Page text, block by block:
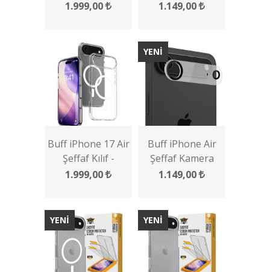
Kılıf
1.999,00 Koruyucu
1.149,00
Buff iPhone 17 Air
Şeffaf Kılıf -
Magsafe Air Hybrid
1.999,00
YENİ
Buff iPhone Air
Şeffaf Kamera
Lens Koruyucu
1.149,00
YENİ YENİ